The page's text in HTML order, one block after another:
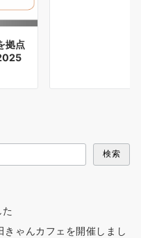
拠点
検索
ゃんカフェを開催しまし